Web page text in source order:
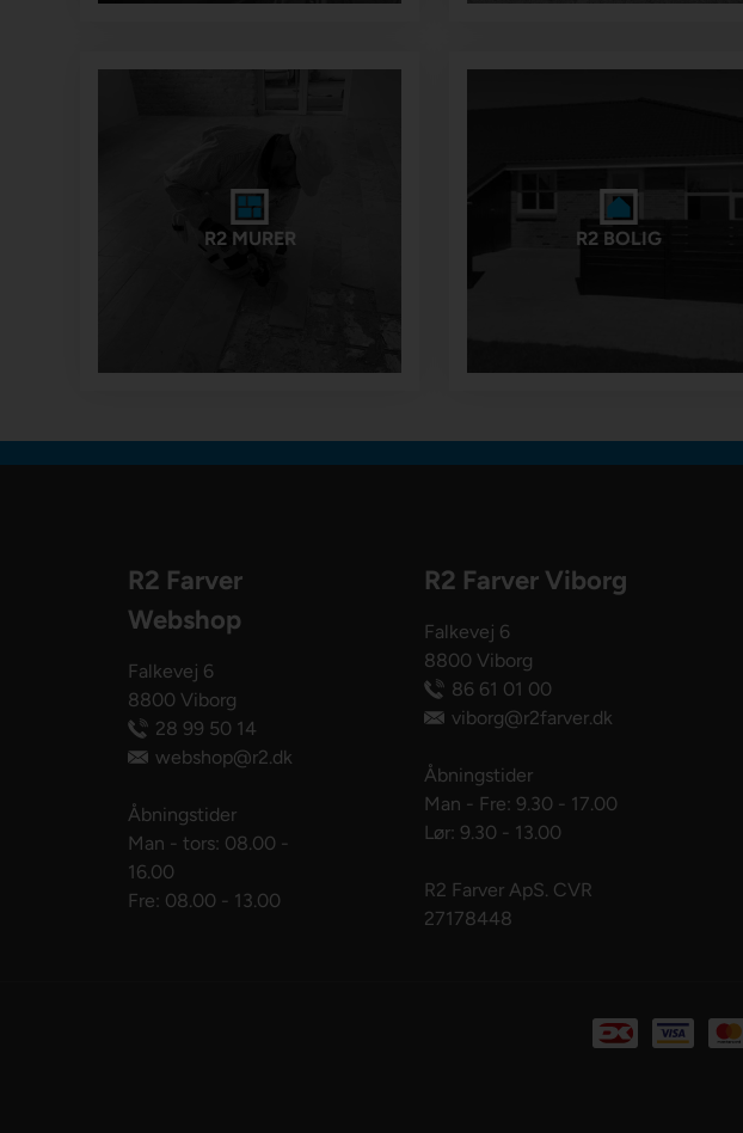
R2 MURER R2 BOLIG
R2 Farver
Webshop
Falkevej 6
8800 Viborg
28 99 50 14
webshop@r2.dk
Åbningstider
Man - tors: 08.00 -
16.00
Fre: 08.00 - 13.00
R2 Farver Viborg
Falkevej 6
8800 Viborg
86 61 01 00
viborg@r2farver.dk
Åbningstider
Man - Fre: 9.30 - 17.00
Lør: 9.30 - 13.00
R2 Farver ApS. CVR
27178448